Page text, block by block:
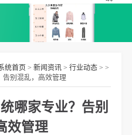
统首页> 新闻资讯> 行业动态> >
别混乱，高效管理
哪家专业？告别
效管理